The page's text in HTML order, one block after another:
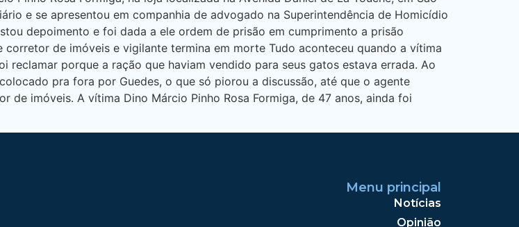
e se apresentou em companhia de advogado na Superintendência de Homicídio
depoimento e foi dada a ele ordem de prisão em cumprimento a prisão
de imóveis e vigilante termina em morte Tudo aconteceu quando a vítima
porque a ração que haviam vendido para seus gatos estava errada. Ao
pra fora por Guedes, o que só piorou a discussão, até que o agente
imóveis. A vítima Dino Márcio Pinho Rosa Formiga, de 47 anos, ainda foi
Menu principal
Notícias
Opinião